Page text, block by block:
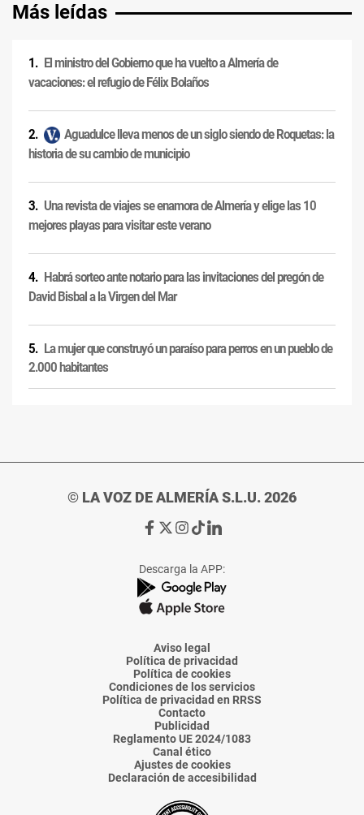
Más leídas
El ministro del Gobierno que ha vuelto a Almería de
vacaciones: el refugio de Félix Bolaños
Aguadulce lleva menos de un siglo siendo de Roquetas: la
historia de su cambio de municipio
Una revista de viajes se enamora de Almería y elige las 10
mejores playas para visitar este verano
Habrá sorteo ante notario para las invitaciones del pregón de
David Bisbal a la Virgen del Mar
La mujer que construyó un paraíso para perros en un pueblo de
2.000 habitantes
© LA VOZ DE ALMERÍA S.L.U. 2026
Ir
de
La
Voz
Almería
Ir
de
La
Voz
Almería
Ir
de
La
Voz
Almería
Ir
de
La
Voz
Almería
Ir
de
La
Voz
Descarga la APP:
Aviso legal
Política de privacidad
Política de cookies
Condiciones de los servicios
Política de privacidad en RRSS
Contacto
Publicidad
Reglamento UE 2024/1083
Canal ético
Ajustes de cookies
Declaración de accesibilidad